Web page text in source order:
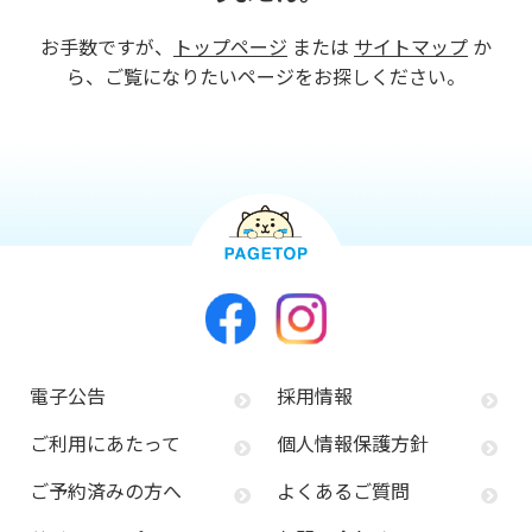
お手数ですが、 トップページ または サイトマップ か
ら、ご覧になりたいページをお探しください。
電子公告
採用情報
ご利用にあたって
個人情報保護方針
ご予約済みの方へ
よくあるご質問